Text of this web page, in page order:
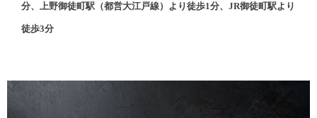
分、上野御徒町駅（都営大江戸線）より徒歩1分、JR御徒町駅より
徒歩3分